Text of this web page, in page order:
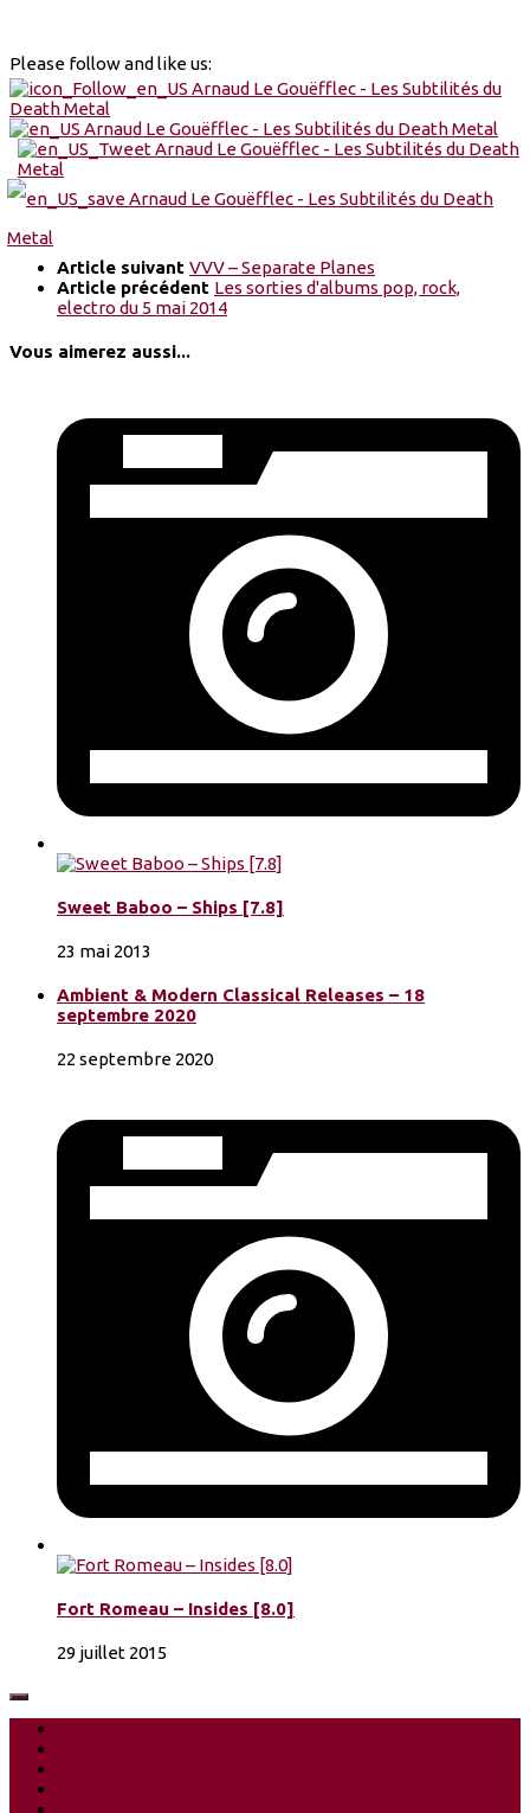
Please follow and like us:
Article suivant VVV – Separate Planes
Article précédent Les sorties d'albums pop, rock,
electro du 5 mai 2014
Vous aimerez aussi...
Sweet Baboo – Ships [7.8]
23 mai 2013
Ambient & Modern Classical Releases – 18
septembre 2020
22 septembre 2020
Fort Romeau – Insides [8.0]
29 juillet 2015